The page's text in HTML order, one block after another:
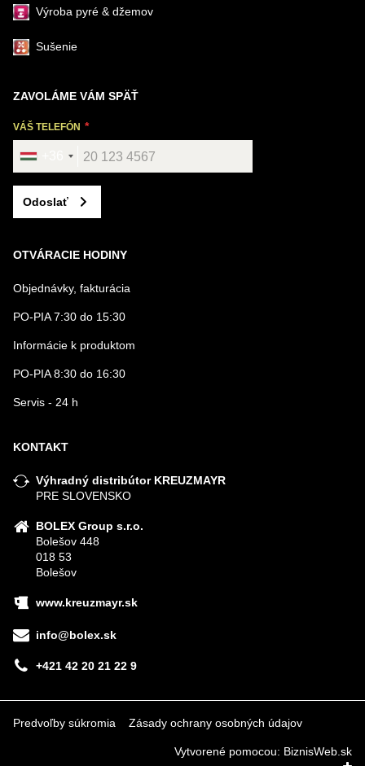
Výroba pyré & džemov
Sušenie
ZAVOLÁME VÁM SPÄŤ
VÁŠ TELEFÓN
Odoslať
OTVÁRACIE HODINY
Objednávky, fakturácia
PO-PIA 7:30 do 15:30
Informácie k produktom
PO-PIA 8:30 do 16:30
Servis - 24 h
KONTAKT
Výhradný distribútor KREUZMAYR
PRE SLOVENSKO
BOLEX Group s.r.o.
Bolešov 448
018 53
Bolešov
www.kreuzmayr.sk
info@bolex.sk
+421 42 20 21 22 9
Predvoľby súkromia Zásady ochrany osobných údajov
Vytvorené pomocou: BiznisWeb.sk